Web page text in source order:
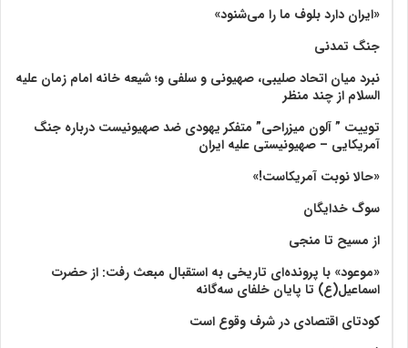
«ایران دارد بلوف ما را می‌شنود»
جنگ تمدنی
نبرد میان اتحاد صلیبی، صهیونی و سلفی و؛ شیعه خانه امام زمان علیه
السلام از چند منظر
توییت ” آلون میزراحی” متفکر یهودی ضد صهیونیست درباره جنگ
آمریکایی – صهیونیستی علیه ایران
«حالا نوبت آمریکاست!»
سوگ خدایگان
از مسیح تا منجی
«موعود» با پرونده‌ای تاریخی به استقبال مبعث رفت: از حضرت
اسماعیل(ع) تا پایان خلفای سه‌گانه
کودتای اقتصادی در شرف وقوع است